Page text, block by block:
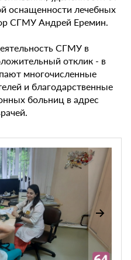
оснащенности лечебных
СГМУ Андрей Еремин.
СГМУ в
отклик - в
многочисленные
и благодарственные
больниц в адрес